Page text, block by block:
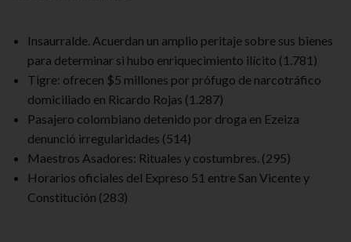
Insaurralde. Acuerdan un amplio peritaje sobre sus bienes
para determinar si hubo enriquecimiento ilícito (1.781)
Tigre: ofrecen $5 millones por prófugo de narcotráfico
domiciliado en Ricardo Rojas (1.287)
Pasajero colombiano detenido por droga en Ezeiza
denunció irregularidades (514)
Maestros Asadores: Rituales y costumbres. (295)
Horarios oficiales del Expreso 51 entre San Vicente y
Constitución (283)